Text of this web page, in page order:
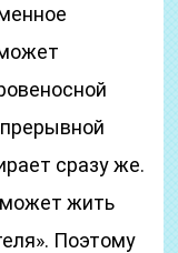
сразу же.
жить
Поэтому